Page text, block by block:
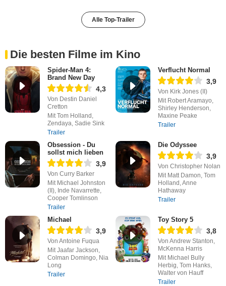
Alle Top-Trailer
Die besten Filme im Kino
Spider-Man 4:
Brand New Day
4,3
Von Destin Daniel
Cretton
Mit Tom Holland,
Zendaya, Sadie Sink
Trailer
Verflucht Normal
3,9
Von Kirk Jones (II)
Mit Robert Aramayo,
Shirley Henderson,
Maxine Peake
Trailer
Obsession - Du
sollst mich lieben
3,9
Von Curry Barker
Mit Michael Johnston
(II), Inde Navarrette,
Cooper Tomlinson
Trailer
Die Odyssee
3,9
Von Christopher Nolan
Mit Matt Damon, Tom
Holland, Anne
Hathaway
Trailer
Michael
3,9
Von Antoine Fuqua
Mit Jaafar Jackson,
Colman Domingo, Nia
Long
Trailer
Toy Story 5
3,8
Von Andrew Stanton,
McKenna Harris
Mit Michael Bully
Herbig, Tom Hanks,
Walter von Hauff
Trailer